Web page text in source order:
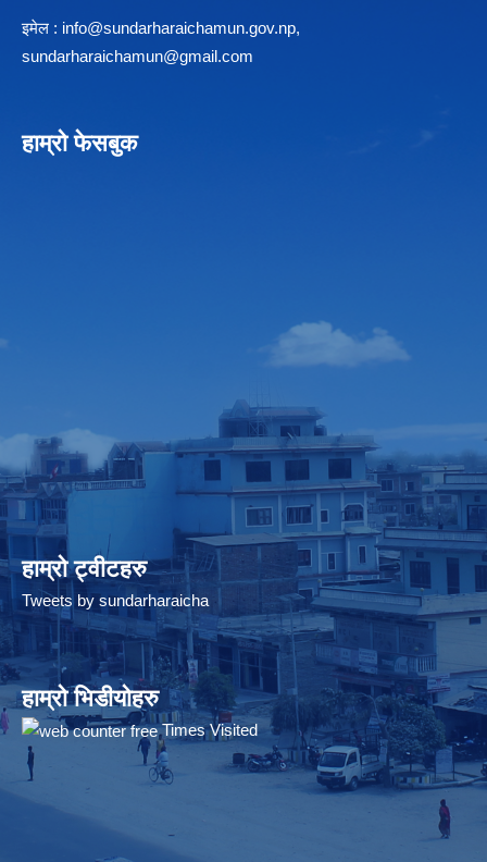
इमेल : info@sundarharaichamun.gov.np,
sundarharaichamun@gmail.com
हाम्रो फेसबुक
हाम्रो ट्वीटहरु
Tweets by sundarharaicha
हाम्रो भिडीयोहरु
Times Visited